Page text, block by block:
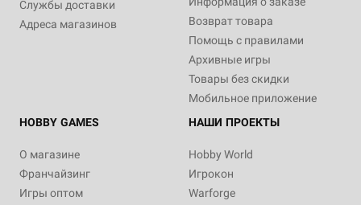
Службы доставки
Адреса магазинов
Возврат товара
Помощь с правилами
Архивные игры
Товары без скидки
Мобильное приложение
HOBBY GAMES
О магазине
Франчайзинг
Игры оптом
НАШИ ПРОЕКТЫ
Hobby World
Игрокон
Warforge